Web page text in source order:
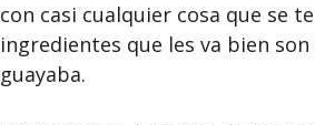
con casi cualquier cosa que se
ingredientes que les va bien
guayaba.